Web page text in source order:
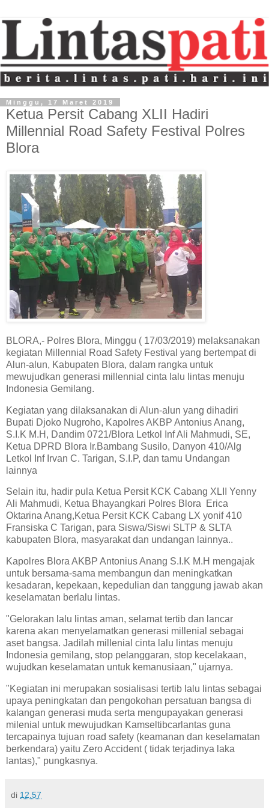
Minggu, 17 Maret 2019
Ketua Persit Cabang XLII Hadiri
Millennial Road Safety Festival Polres
Blora
BLORA,- Polres Blora, Minggu ( 17/03/2019) melaksanakan
kegiatan Millennial Road Safety Festival yang bertempat di
Alun-alun, Kabupaten Blora, dalam rangka untuk
mewujudkan generasi millennial cinta lalu lintas menuju
Indonesia Gemilang.
Kegiatan yang dilaksanakan di Alun-alun yang dihadiri
Bupati Djoko Nugroho, Kapolres AKBP Antonius Anang,
S.I.K M.H, Dandim 0721/Blora Letkol Inf Ali Mahmudi, SE,
Ketua DPRD Blora Ir.Bambang Susilo, Danyon 410/Alg
Letkol Inf Irvan C. Tarigan, S.I.P, dan tamu Undangan
lainnya
Selain itu, hadir pula Ketua Persit KCK Cabang XLII Yenny
Ali Mahmudi, Ketua Bhayangkari Polres Blora Erica
Oktarina Anang,Ketua Persit KCK Cabang LX yonif 410
Fransiska C Tarigan, para Siswa/Siswi SLTP & SLTA
kabupaten Blora, masyarakat dan undangan lainnya..
Kapolres Blora AKBP Antonius Anang S.I.K M.H mengajak
untuk bersama-sama membangun dan meningkatkan
kesadaran, kepekaan, kepedulian dan tanggung jawab akan
keselamatan berlalu lintas.
"Gelorakan lalu lintas aman, selamat tertib dan lancar
karena akan menyelamatkan generasi millenial sebagai
aset bangsa. Jadilah millenial cinta lalu lintas menuju
Indonesia gemilang, stop pelanggaran, stop kecelakaan,
wujudkan keselamatan untuk kemanusiaan," ujarnya.
"Kegiatan ini merupakan sosialisasi tertib lalu lintas sebagai
upaya peningkatan dan pengokohan persatuan bangsa di
kalangan generasi muda serta mengupayakan generasi
milenial untuk mewujudkan Kamseltibcarlantas guna
tercapainya tujuan road safety (keamanan dan keselamatan
berkendara) yaitu Zero Accident ( tidak terjadinya laka
lantas)," pungkasnya.
di 12.57